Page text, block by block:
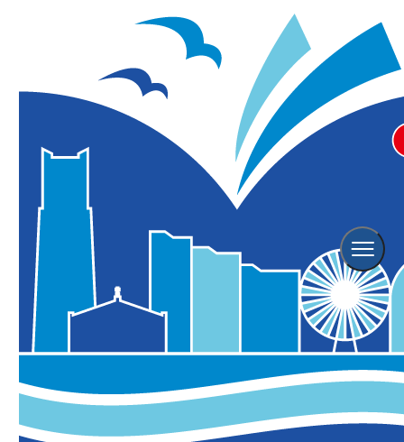
Event
横浜観光情報TOP イベント情報
Event Search
-イベント指定条件検索-